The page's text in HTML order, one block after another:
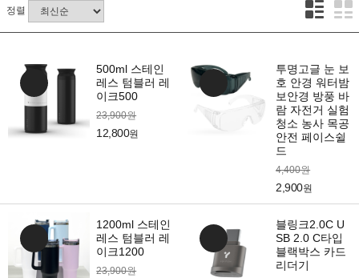
정렬
500ml 스테인
레스 텀블러 레
이크500
23,900원
12,800원
투명고글 눈 보
호 안경 워터밤
보안경 방풍 바
람 자전거 실험
청소 농사 목공
안전 페이스쉴
드
4,400원
2,900원
1200ml 스테인
레스 텀블러 레
이크1200
23,900원
블링크2.0C U
SB 2.0 C타입
블랙박스 카드
리더기